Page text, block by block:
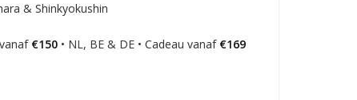
& Shinkyokushin
€150• NL, BE & DE • Cadeau vanaf €169